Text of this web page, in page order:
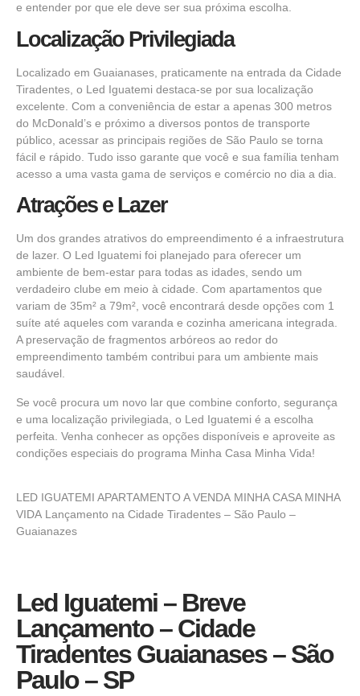
e entender por que ele deve ser sua próxima escolha.
Localização Privilegiada
Localizado em Guaianases, praticamente na entrada da Cidade
Tiradentes, o Led Iguatemi destaca-se por sua localização
excelente. Com a conveniência de estar a apenas 300 metros
do McDonald’s e próximo a diversos pontos de transporte
público, acessar as principais regiões de São Paulo se torna
fácil e rápido. Tudo isso garante que você e sua família tenham
acesso a uma vasta gama de serviços e comércio no dia a dia.
Atrações e Lazer
Um dos grandes atrativos do empreendimento é a infraestrutura
de lazer. O Led Iguatemi foi planejado para oferecer um
ambiente de bem-estar para todas as idades, sendo um
verdadeiro clube em meio à cidade. Com apartamentos que
variam de 35m² a 79m², você encontrará desde opções com 1
suíte até aqueles com varanda e cozinha americana integrada.
A preservação de fragmentos arbóreos ao redor do
empreendimento também contribui para um ambiente mais
saudável.
Se você procura um novo lar que combine conforto, segurança
e uma localização privilegiada, o Led Iguatemi é a escolha
perfeita. Venha conhecer as opções disponíveis e aproveite as
condições especiais do programa Minha Casa Minha Vida!
LED IGUATEMI APARTAMENTO A VENDA MINHA CASA MINHA
VIDA Lançamento na Cidade Tiradentes – São Paulo –
Guaianazes
Led Iguatemi – Breve
Lançamento – Cidade
Tiradentes Guaianases – São
Paulo – SP